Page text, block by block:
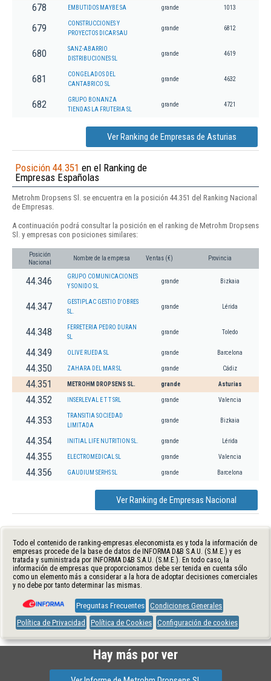
678 EMBUTIDOS MAYBE SA grande 1013
679
CONSTRUCCIONES Y
PROYECTOS DICAR SAU
grande 6812
680
SANZ-ABARRIO
DISTRIBUCIONES SL
grande 4619
681
CONGELADOS DEL
CANTABRICO SL
grande 4632
682
GRUPO BONANZA
TIENDAS LA FRUTERIA SL
grande 4721
Ver Ranking de Empresas de Asturias
Posición 44.351 en el Ranking de
Empresas Españolas
Metrohm Dropsens Sl. se encuentra en la posición 44.351 del Ranking Nacional
de Empresas.
A continuación podrá consultar la posición en el ranking de Metrohm Dropsens
Sl. y empresas con posiciones similares:
Posición
Nacional
Nombre de la empresa Ventas (€) Provincia
44.346
GRUPO COMUNICACIONES
Y SONIDO SL
grande Bizkaia
44.347
GESTIPLAC GESTIO D'OBRES
SL.
grande Lérida
44.348
FERRETERIA PEDRO DURAN
SL
grande Toledo
44.349 OLIVE RUEDA SL grande Barcelona
44.350 ZAHARA DEL MAR SL grande Cádiz
44.351 METROHM DROPSENS SL. grande Asturias
44.352 INSERLEVAL E T T SRL grande Valencia
44.353
TRANSITIA SOCIEDAD
LIMITADA
grande Bizkaia
44.354 INITIAL LIFE NUTRITION SL. grande Lérida
44.355 ELECTROMEDICAL SL grande Valencia
44.356 GAUDIUM SERHS SL grande Barcelona
Ver Ranking de Empresas Nacional
Todo el contenido de ranking-empresas.eleconomista.es y toda la información de
empresas procede de la base de datos de INFORMA D&B S.A.U. (S.M.E.) y es
tratada y suministrada por INFORMA D&B S.A.U. (S.M.E.). En todo caso, la
información de empresas que proporcionamos debe ser tenida en cuenta sólo
como un elemento más a considerar a la hora de adoptar decisiones comerciales
y no debe por tanto determinar las mismas.
Preguntas Frecuentes Condiciones Generales
Política de Privacidad
Política de Cookies Configuración de cookies
Hay más por ver